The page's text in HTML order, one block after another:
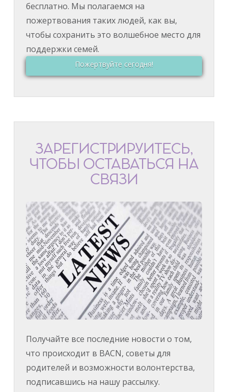
бесплатно. Мы полагаемся на
пожертвования таких людей, как вы,
чтобы сохранить это волшебное место для
поддержки семей.
Пожертвуйте сегодня!
ЗАРЕГИСТРИРУЙТЕСЬ,
ЧТОБЫ ОСТАВАТЬСЯ НА
СВЯЗИ
Получайте все последние новости о том,
что происходит в BACN, советы для
родителей и возможности волонтерства,
подписавшись на нашу рассылку.